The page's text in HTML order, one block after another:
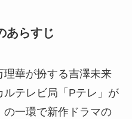
あらすじ
理華が扮する吉澤未来
ルテレビ局「Pテレ」が
一環で新作ドラマの